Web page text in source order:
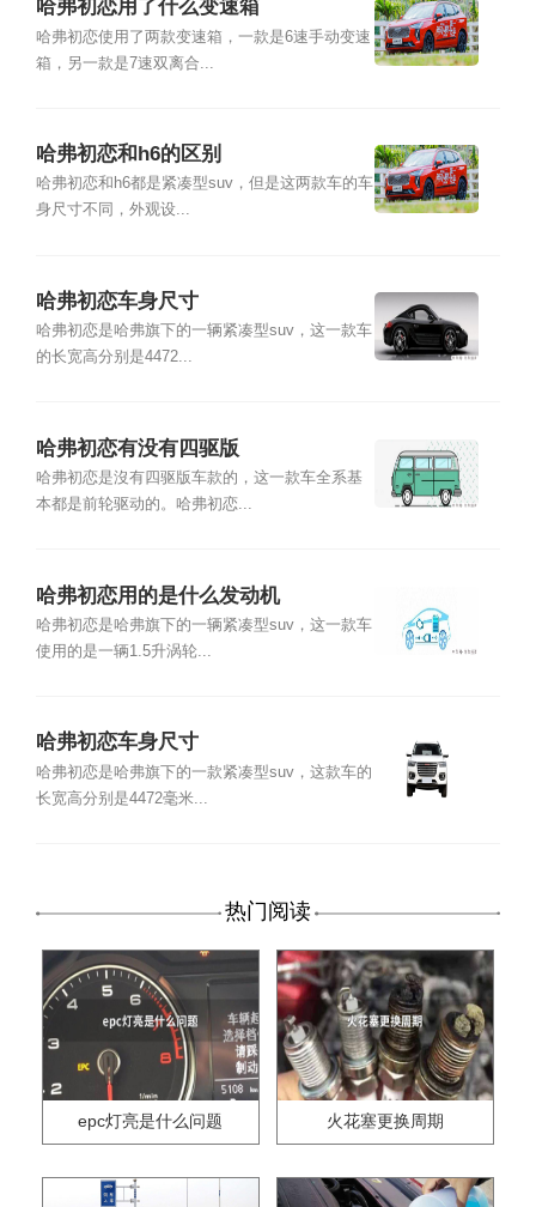
哈弗初恋用了什么变速箱
哈弗初恋使用了两款变速箱，一款是6速手动变速
箱，另一款是7速双离合...
哈弗初恋和h6的区别
哈弗初恋和h6都是紧凑型suv，但是这两款车的车
身尺寸不同，外观设...
哈弗初恋车身尺寸
哈弗初恋是哈弗旗下的一辆紧凑型suv，这一款车
的长宽高分别是4472...
哈弗初恋有没有四驱版
哈弗初恋是沒有四驱版车款的，这一款车全系基
本都是前轮驱动的。哈弗初恋...
哈弗初恋用的是什么发动机
哈弗初恋是哈弗旗下的一辆紧凑型suv，这一款车
使用的是一辆1.5升涡轮...
哈弗初恋车身尺寸
哈弗初恋是哈弗旗下的一款紧凑型suv，这款车的
长宽高分别是4472毫米...
热门阅读
epc灯亮是什么问题 火花塞更换周期